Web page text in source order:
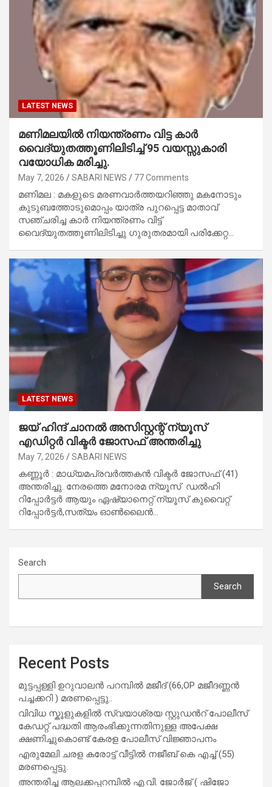
LATEST NEWS
മണിമലയിൽ നിയന്ത്രണം വിട്ട കാർ
വൈദ്യുതത്തൂണിലിടിച്ച് 95 വയസ്സുകാരി
വയോധിക മരിച്ചു.
May 7, 2026 SABARI NEWS 77 Comments
മണിമല : മകളുടെ മരണവാർത്തയറിഞ്ഞു മകനോടും
കുടുബത്തോടുമൊപ്പം യാത്ര പുറപ്പെട്ട മാതാവ്
സഞ്ചരിച്ച കാർ നിയന്ത്രണം വിട്ട്
വൈദ്യുതത്തൂണിലിടിച്ചു ഗുരുതരമായി പരിക്കേറ്റ…
LATEST NEWS
ജയ് ഹിന്ദ് ചാനൽ അസിസ്റ്റന്റ് ന്യൂസ്
എഡിറ്റർ വിക്ടർ ജോസഫ് അന്തരിച്ചു
May 7, 2026 SABARI NEWS
കണ്ണൂർ : മാധ്യമപ്രവർത്തകൻ വിക്ടർ ജോസഫ് (41)
അന്തരിച്ചു. നേരത്തെ മനോരമ ന്യൂസ് ഡൽഹി
റിപ്പോർട്ടർ ആയും ഏഷ്യാനെറ്റ് ന്യൂസ് കുവൈറ്റ്
റിപ്പോർട്ടർ,സത്യം ഓൺലൈൻ…
Search
Search
Recent Posts
മുട്ടപ്പള്ളി ഉറുവാലൻ പറമ്പിൽ മജീദ് (66,OP മജീദണ്ണൻ
പച്ചക്കറി ) മരണപ്പെട്ടു..
വിവിധ സ്കൂളുകളില്‍ സ്വയാശ്രയ സ്റ്റുഡന്‍റ് പോലീസ്
കേഡറ്റ് പദ്ധതി ആരംഭിക്കുന്നതിനുള്ള അപേക്ഷ
ക്ഷണിച്ചുകൊണ്ട് കേരള പോലീസ് വിജ്ഞാപനം
എരുമേലി ചരള കരോട്ട് വീട്ടിൽ നജീബ് കെ എച്ച് (55)
മരണപ്പെട്ടു.
അന്തരിച്ച ആ​ല​ക്ക​പ്പ​റമ്പിൽ​ എ.​വി. ജോ​ർ​ജ് ( ഷിജോ